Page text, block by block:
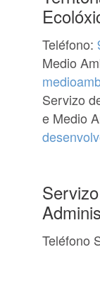
Teléfono:
Medio
Servizo
e Medio
Teléfono